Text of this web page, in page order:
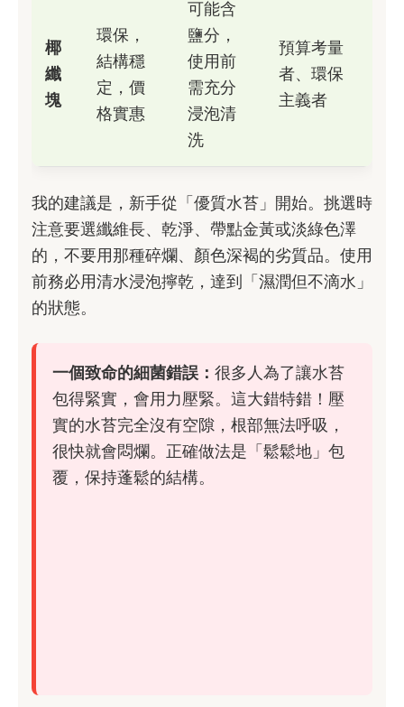
椰
纖
塊
環保，
結構穩
定，價
格實惠
可能含
鹽分，
使用前
需充分
浸泡清
洗
預算考量
者、環保
主義者
我的建議是，新手從「優質水苔」開始。挑選時
注意要選纖維長、乾淨、帶點金黃或淡綠色澤
的，不要用那種碎爛、顏色深褐的劣質品。使用
前務必用清水浸泡擰乾，達到「濕潤但不滴水」
的狀態。
一個致命的細菌錯誤： 很多人為了讓水苔
包得緊實，會用力壓緊。這大錯特錯！壓
實的水苔完全沒有空隙，根部無法呼吸，
很快就會悶爛。正確做法是「鬆鬆地」包
覆，保持蓬鬆的結構。